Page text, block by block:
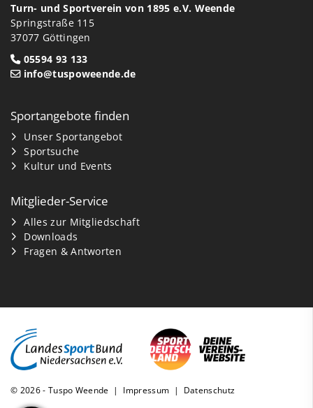
Turn- und Sportverein von 1895 e.V. Weende
Springstraße 115
37077 Göttingen
05594 93 133
info@tuspoweende.de
Sportangebote finden
Unser Sportangebot
Sportsuche
Kultur und Events
Mitglieder-Service
Alles zur Mitgliedschaft
Downloads
Fragen & Antworten
© 2026 - Tuspo Weende | Impressum | Datenschutz